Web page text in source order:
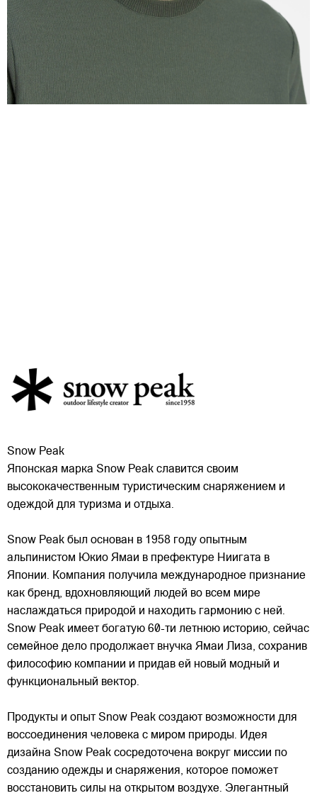
Snow Peak
Японская марка Snow Peak славится своим
высококачественным туристическим снаряжением и
одеждой для туризма и отдыха.
Snow Peak был основан в 1958 году опытным
альпинистом Юкио Ямаи в префектуре Ниигата в
Японии. Компания получила международное признание
как бренд, вдохновляющий людей во всем мире
наслаждаться природой и находить гармонию с ней.
Snow Peak имеет богатую 60-ти летнюю историю, сейчас
семейное дело продолжает внучка Ямаи Лиза, сохранив
философию компании и придав ей новый модный и
функциональный вектор.
Продукты и опыт Snow Peak создают возможности для
воссоединения человека с миром природы. Идея
дизайна Snow Peak сосредоточена вокруг миссии по
созданию одежды и снаряжения, которое поможет
восстановить силы на открытом воздухе. Элегантный